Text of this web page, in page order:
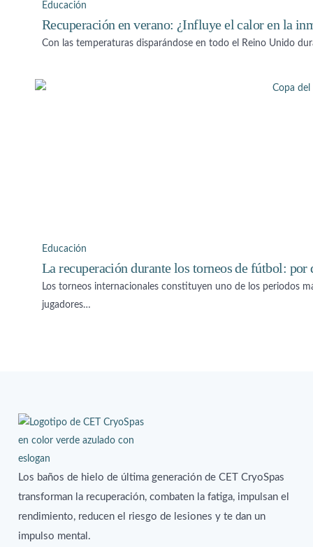
Educación
Recuperación en verano: ¿Influye el calor en la
Con las temperaturas disparándose en todo el Reino Unido
Educación
La recuperación durante los torneos de fútbol: por
Los torneos internacionales constituyen uno de los periodos
jugadores…
Los baños de hielo de última generación de CET CryoSpas
transforman la recuperación, combaten la fatiga, impulsan el
rendimiento, reducen el riesgo de lesiones y te dan un
impulso mental.